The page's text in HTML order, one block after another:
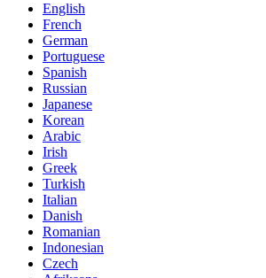
English
French
German
Portuguese
Spanish
Russian
Japanese
Korean
Arabic
Irish
Greek
Turkish
Italian
Danish
Romanian
Indonesian
Czech